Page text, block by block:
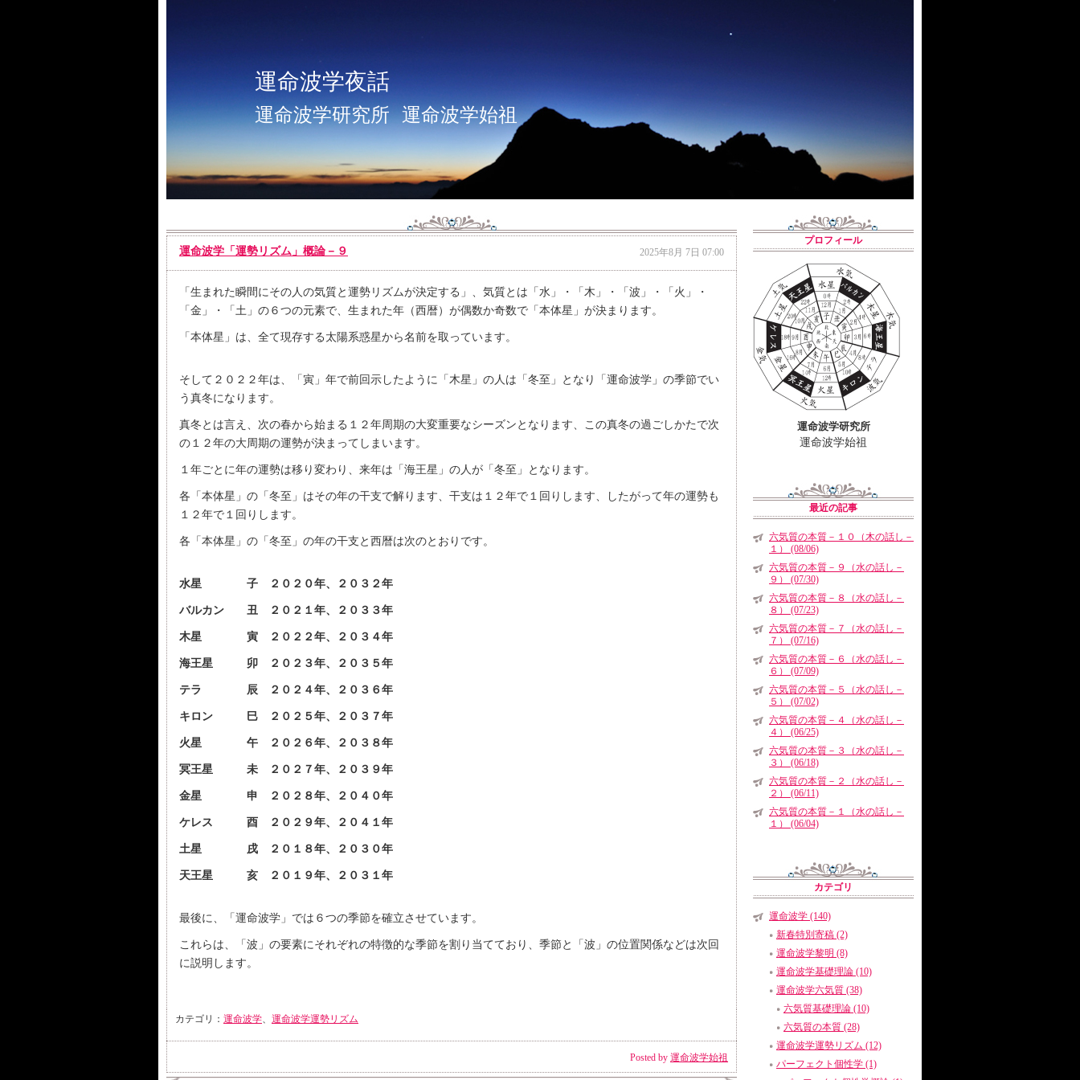
運命波学夜話
運命波学研究所 運命波学始祖
運命波学「運勢リズム」概論－９ 2025年8月 7日 07:00
「生まれた瞬間にその人の気質と運勢リズムが決定する」、気質とは「水」・「木」・「波」・「火」・
「金」・「土」の６つの元素で、生まれた年（西暦）が偶数か奇数で「本体星」が決まります。
「本体星」は、全て現存する太陽系惑星から名前を取っています。
そして２０２２年は、「寅」年で前回示したように「木星」の人は「冬至」となり「運命波学」の季節でい
う真冬になります。
真冬とは言え、次の春から始まる１２年周期の大変重要なシーズンとなります、この真冬の過ごしかたで次
の１２年の大周期の運勢が決まってしまいます。
１年ごとに年の運勢は移り変わり、来年は「海王星」の人が「冬至」となります。
各「本体星」の「冬至」はその年の干支で解ります、干支は１２年で１回りします、したがって年の運勢も
１２年で１回りします。
各「本体星」の「冬至」の年の干支と西暦は次のとおりです。
水星 子 ２０２０年、２０３２年
バルカン 丑 ２０２１年、２０３３年
木星 寅 ２０２２年、２０３４年
海王星 卯 ２０２３年、２０３５年
テラ 辰 ２０２４年、２０３６年
キロン 巳 ２０２５年、２０３７年
火星 午 ２０２６年、２０３８年
冥王星 未 ２０２７年、２０３９年
金星 申 ２０２８年、２０４０年
ケレス 酉 ２０２９年、２０４１年
土星 戌 ２０１８年、２０３０年
天王星 亥 ２０１９年、２０３１年
最後に、「運命波学」では６つの季節を確立させています。
これらは、「波」の要素にそれぞれの特徴的な季節を割り当てており、季節と「波」の位置関係などは次回
に説明します。
カテゴリ： 運命波学、 運命波学運勢リズム
Posted by 運命波学始祖
プロフィール
運命波学研究所
運命波学始祖
最近の記事
六気質の本質－１０（木の話し－
１） (08/06)
六気質の本質－９（水の話し－
９） (07/30)
六気質の本質－８（水の話し－
８） (07/23)
六気質の本質－７（水の話し－
７） (07/16)
六気質の本質－６（水の話し－
６） (07/09)
六気質の本質－５（水の話し－
５） (07/02)
六気質の本質－４（水の話し－
４） (06/25)
六気質の本質－３（水の話し－
３） (06/18)
六気質の本質－２（水の話し－
２） (06/11)
六気質の本質－１（水の話し－
１） (06/04)
カテゴリ
運命波学 (140)
新春特別寄稿 (2)
運命波学黎明 (8)
運命波学基礎理論 (10)
運命波学六気質 (38)
六気質基礎理論 (10)
六気質の本質 (28)
運命波学運勢リズム (12)
パーフェクト個性学 (1)